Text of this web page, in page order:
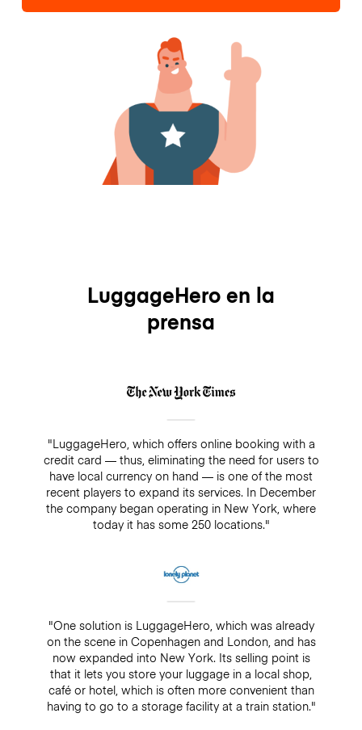
LuggageHero en la
prensa
"LuggageHero, which offers online booking with a
credit card — thus, eliminating the need for users to
have local currency on hand — is one of the most
recent players to expand its services. In December
the company began operating in New York, where
today it has some 250 locations."
"One solution is LuggageHero, which was already
on the scene in Copenhagen and London, and has
now expanded into New York. Its selling point is
that it lets you store your luggage in a local shop,
café or hotel, which is often more convenient than
having to go to a storage facility at a train station."